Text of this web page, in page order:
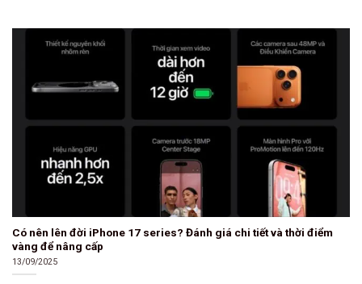
Có nên lên đời iPhone 17 series? Đánh giá chi tiết và thời điểm
vàng để nâng cấp
13/09/2025